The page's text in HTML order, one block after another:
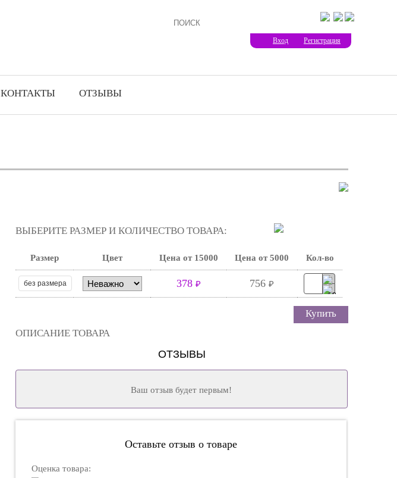
Регистрация
Вход
КОНТАКТЫ ОТЗЫВЫ
ВЫБЕРИТЕ РАЗМЕР И КОЛИЧЕСТВО ТОВАРА:
Размер Цвет Цена от 15000 Цена от 5000 Кол-во
без размера 378 ₽ 756 ₽
Купить
ОПИСАНИЕ ТОВАРА
ОТЗЫВЫ
Ваш отзыв будет первым!
Оставьте отзыв о товаре
Оценка товара: